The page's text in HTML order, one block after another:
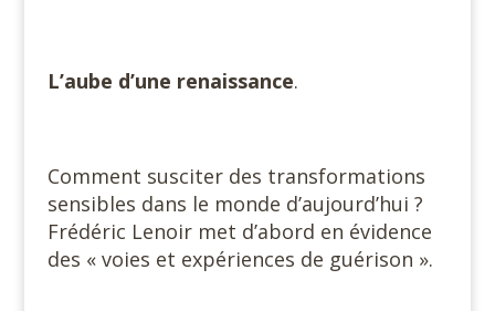
L’aube d’une renaissance.
Comment susciter des transformations
sensibles dans le monde d’aujourd’hui ?
Frédéric Lenoir met d’abord en évidence
des « voies et expériences de guérison ».